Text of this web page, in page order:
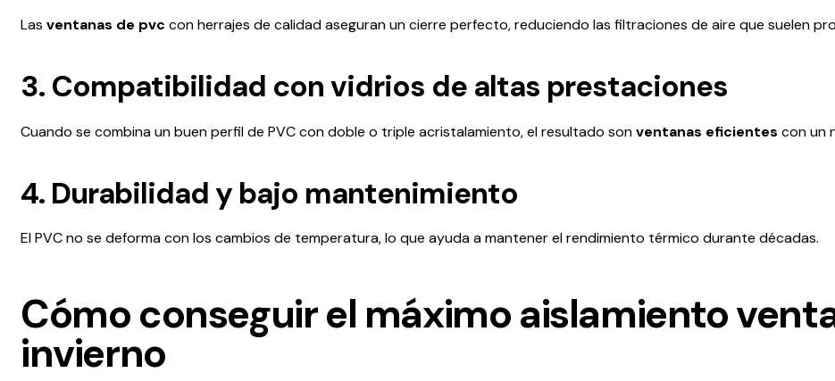
Las ventanas de pvc con herrajes de calidad aseguran un cierre perfecto, reduciendo las filtraciones de aire que suelen
3. Compatibilidad con vidrios de altas prestaciones
Cuando se combina un buen perfil de PVC con doble o triple acristalamiento, el resultado sonventanas eficientes con un
4. Durabilidad y bajo mantenimiento
El PVC no se deforma con los cambios de temperatura, lo que ayuda a mantener el rendimiento térmico durante décadas.
Cómo conseguir el máximo aislamiento
invierno